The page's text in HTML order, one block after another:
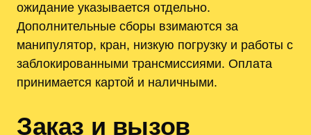
ожидание указывается отдельно.
Дополнительные сборы взимаются за
манипулятор, кран, низкую погрузку и работы с
заблокированными трансмиссиями. Оплата
принимается картой и наличными.
Заказ и вызов